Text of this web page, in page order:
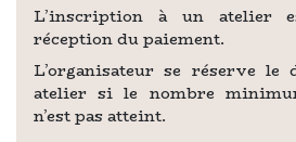
L’inscription à un atelier
réception du paiement.
L’organisateur se réserve le
atelier si le nombre
n’est pas atteint.